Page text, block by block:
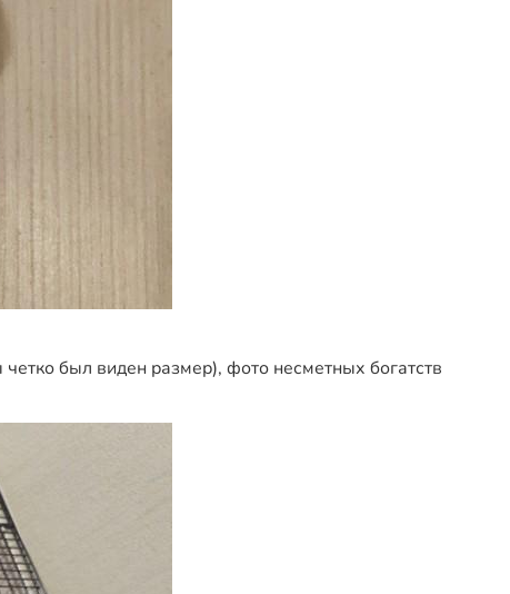
был виден размер), фото несметных богатств